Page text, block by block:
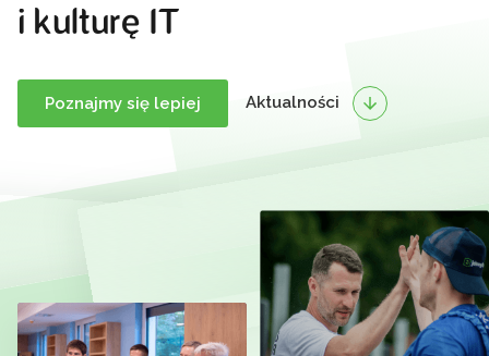
i kulturę IT
Poznajmy się lepiej Aktualności